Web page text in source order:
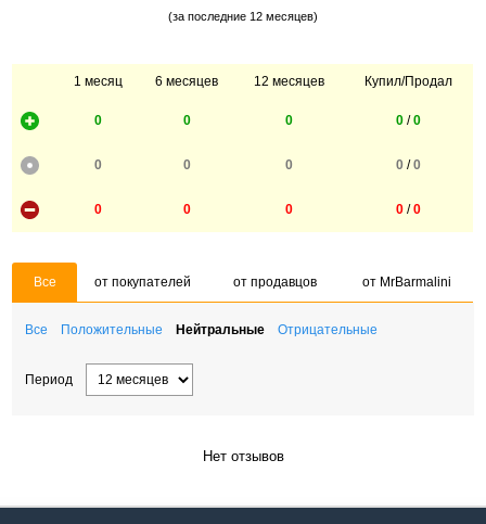
(за последние 12 месяцев)
1 месяц 6 месяцев 12 месяцев Купил/Продал
0 0 0 0/0
0 0 0 0/0
0 0 0 0/0
Все от покупателей от продавцов от MrBarmalini
Все Положительные Нейтральные Отрицательные
Период
Нет отзывов